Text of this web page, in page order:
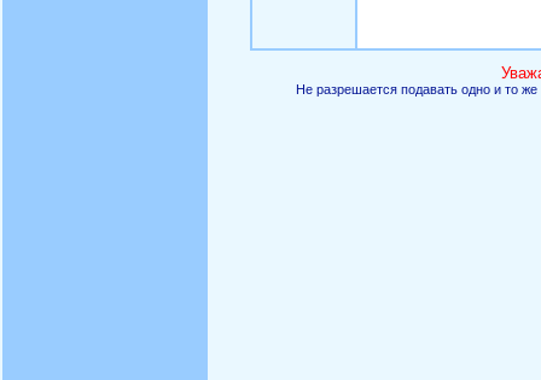
Не разрешается подавать одно и то